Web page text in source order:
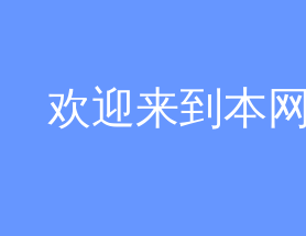
欢迎来到本